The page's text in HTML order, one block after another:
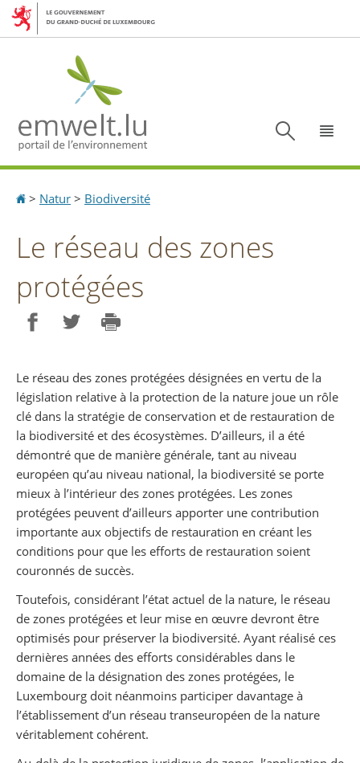
Aller
Aller
Accueil
> Natur > Biodiversité
Le réseau des zones
protégées
Le réseau des zones protégées désignées en vertu de la
législation relative à la protection de la nature joue un rôle
clé dans la stratégie de conservation et de restauration de
la biodiversité et des écosystèmes. D’ailleurs, il a été
démontré que de manière générale, tant au niveau
européen qu’au niveau national, la biodiversité se porte
mieux à l’intérieur des zones protégées. Les zones
protégées peuvent d’ailleurs apporter une contribution
importante aux objectifs de restauration en créant les
conditions pour que les efforts de restauration soient
couronnés de succès.
Toutefois, considérant l’état actuel de la nature, le réseau
de zones protégées et leur mise en œuvre devront être
optimisés pour préserver la biodiversité. Ayant réalisé ces
dernières années des efforts considérables dans le
domaine de la désignation des zones protégées, le
Luxembourg doit néanmoins participer davantage à
l’établissement d’un réseau transeuropéen de la nature
véritablement cohérent.